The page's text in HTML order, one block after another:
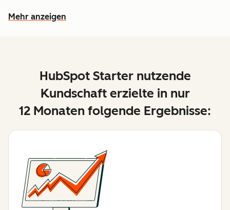
Mehr anzeigen
Weitere Funktionen ansehen
HubSpot Starter nutzende
Kundschaft erzielte in nur
12 Monaten folgende Ergebnisse: